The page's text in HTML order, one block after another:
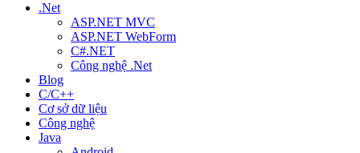
.Net
ASP.NET MVC
ASP.NET WebForm
C#.NET
Công nghệ .Net
Blog
C/C++
Cơ sở dữ liệu
Công nghệ
Java